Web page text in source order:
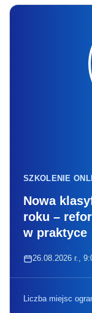
SZKOLENIE
Nowa
roku –
w praktyce
26.08.2026 r.,
Liczba miejsc